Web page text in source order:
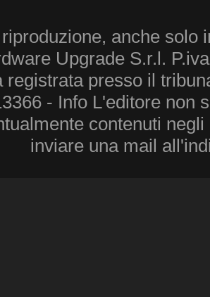
anche solo
Upgrade S.r.l.
registrata presso il
- Info L'editore non
contenuti
inviare una mail